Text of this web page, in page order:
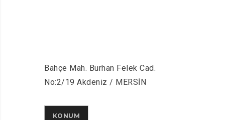
Bahçe Mah. Burhan Felek Cad.
No:2/19 Akdeniz / MERSİN
KONUM